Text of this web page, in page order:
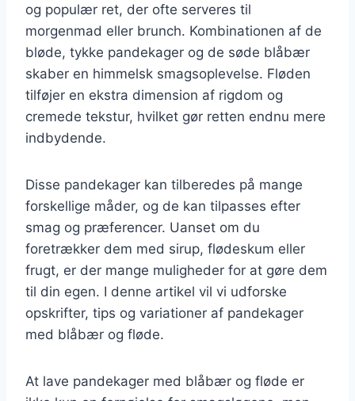
og populær ret, der ofte serveres til
morgenmad eller brunch. Kombinationen af de
bløde, tykke pandekager og de søde blåbær
skaber en himmelsk smagsoplevelse. Fløden
tilføjer en ekstra dimension af rigdom og
cremede tekstur, hvilket gør retten endnu mere
indbydende.
Disse pandekager kan tilberedes på mange
forskellige måder, og de kan tilpasses efter
smag og præferencer. Uanset om du
foretrækker dem med sirup, flødeskum eller
frugt, er der mange muligheder for at gøre dem
til din egen. I denne artikel vil vi udforske
opskrifter, tips og variationer af pandekager
med blåbær og fløde.
At lave pandekager med blåbær og fløde er